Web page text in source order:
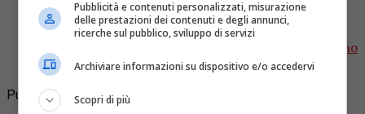
La cantante è la più giovane Leggenda Disney di
sempre. Insieme a lei Ford, Lee Curtis e Cameron sono
stati inseriti nella Hall of Fame.
Pubblicità
Pubblicità e contenuti personalizzati, misurazione
delle prestazioni dei contenuti e degli annunci,
ricerche sul pubblico, sviluppo di servizi
Archiviare informazioni su dispositivo e/o accedervi
Scopri di più